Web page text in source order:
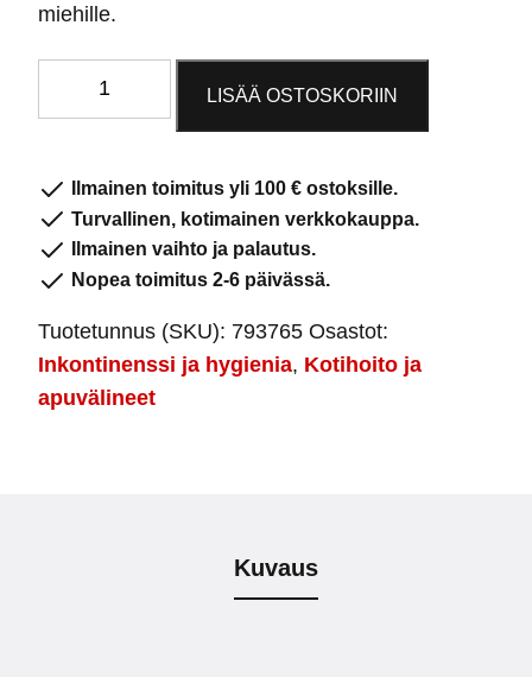
miehille.
määrä
LISÄÄ OSTOSKORIIN
Ilmainen toimitus yli 100 € ostoksille.
Turvallinen, kotimainen verkkokauppa.
Ilmainen vaihto ja palautus.
Nopea toimitus 2-6 päivässä.
Tuotetunnus (SKU): 793765 Osastot:
Inkontinenssi ja hygienia, Kotihoito ja
apuvälineet
Kuvaus